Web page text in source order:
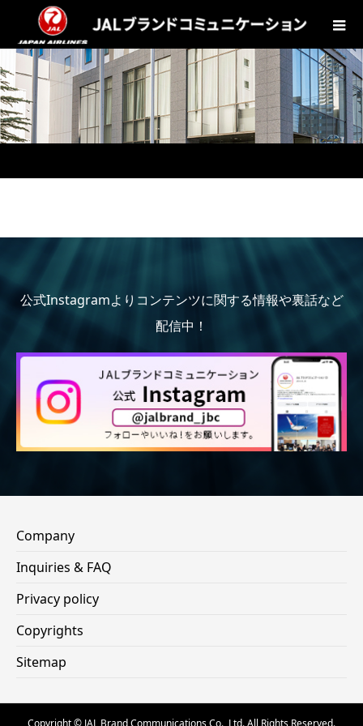
公式Instagramよりコンテンツに関する情報や裏話など
配信中！
Company
Inquiries & FAQ
Privacy policy
Copyrights
Sitemap